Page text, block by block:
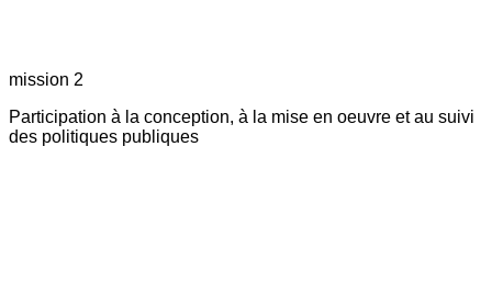
mission 2
Participation à la conception, à la mise en oeuvre et au suivi
des politiques publiques